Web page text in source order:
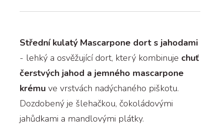
Střední kulatý Mascarpone dort s jahodami
- lehký a osvěžující dort, který kombinuje chuť
čerstvých jahod a jemného mascarpone
krému ve vrstvách nadýchaného piškotu.
Dozdobený je šlehačkou, čokoládovými
jahůdkami a mandlovými plátky.